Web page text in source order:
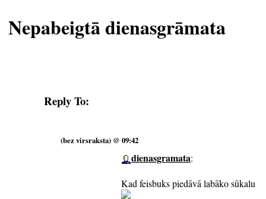
Nepabeigtā dienasgrāmata
Reply To:
(bez virsraksta) @ 09:42
dienasgramata:
Kad feisbuks piedāvā labāko sūkalu